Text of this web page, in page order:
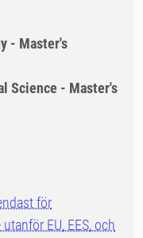
- Master's
Science - Master's
för
EU, EES, och